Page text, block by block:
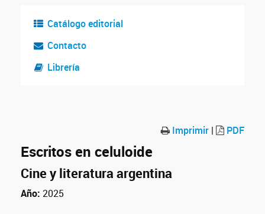
Catálogo editorial
Contacto
Librería
Imprimir | PDF
Escritos en celuloide
Cine y literatura argentina
Año: 2025